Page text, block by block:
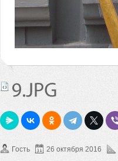
Гость 26 октября 2016